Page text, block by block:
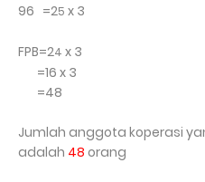
96 =25 x 3
FPB=24 x 3
=16 x 3
=48
Jumlah anggota koperasi
adalah 48 orang